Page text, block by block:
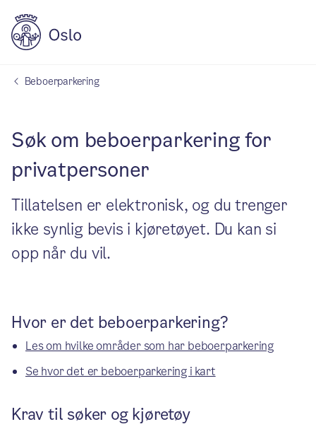
Beboerparkering
Søk om beboerparkering for
privatpersoner
Tillatelsen er elektronisk, og du trenger
ikke synlig bevis i kjøretøyet. Du kan si
opp når du vil.
Hvor er det beboerparkering?
Les om hvilke områder som har beboerparkering
Se hvor det er beboerparkering i kart
Krav til søker og kjøretøy